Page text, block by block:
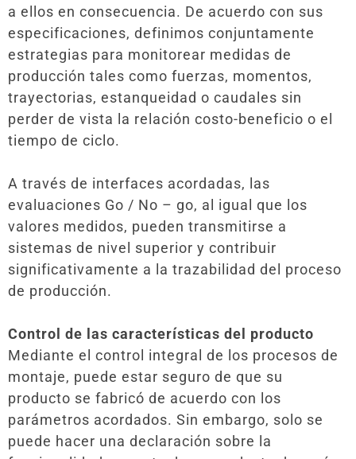
a ellos en consecuencia. De acuerdo con sus
especificaciones, definimos conjuntamente
estrategias para monitorear medidas de
producción tales como fuerzas, momentos,
trayectorias, estanqueidad o caudales sin
perder de vista la relación costo-beneficio o el
tiempo de ciclo.
A través de interfaces acordadas, las
evaluaciones Go / No – go, al igual que los
valores medidos, pueden transmitirse a
sistemas de nivel superior y contribuir
significativamente a la trazabilidad del proceso
de producción.
Control de las características del producto
Mediante el control integral de los procesos de
montaje, puede estar seguro de que su
producto se fabricó de acuerdo con los
parámetros acordados. Sin embargo, solo se
puede hacer una declaración sobre la